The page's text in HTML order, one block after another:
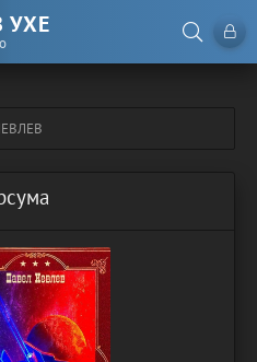
УХЕ